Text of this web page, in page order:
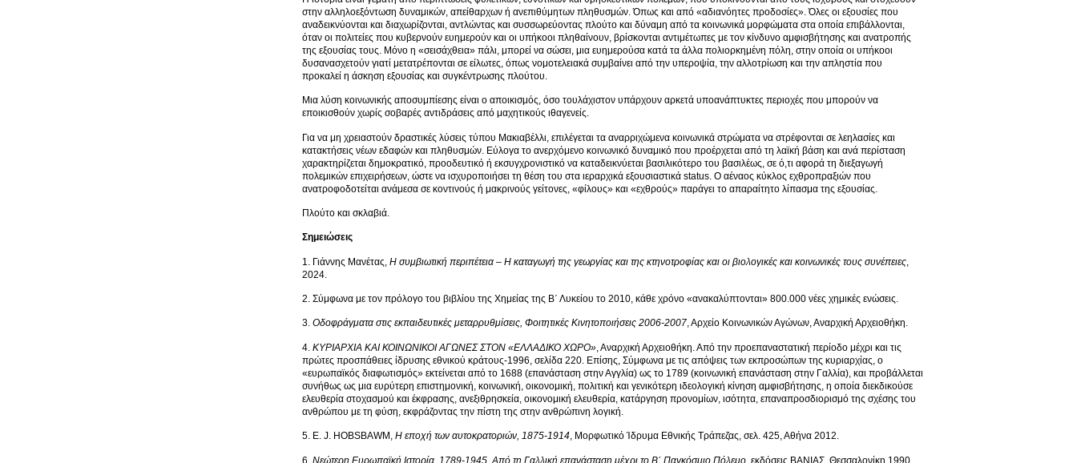
στην αλληλοεξόντωση δυναμικών, απείθαρχων ή ανεπιθύμητων πληθυσμών. Όπως και από «αδιανόητες προδοσίες». Όλες οι εξουσίες που
αναδεικνύονται και διαχωρίζονται, αντλώντας και συσσωρεύοντας πλούτο και δύναμη από τα κοινωνικά μορφώματα στα οποία επιβάλλονται,
όταν οι πολιτείες που κυβερνούν ευημερούν και οι υπήκοοι πληθαίνουν, βρίσκονται αντιμέτωπες με τον κίνδυνο αμφισβήτησης και ανατροπής
της εξουσίας τους. Μόνο η «σεισάχθεια» πάλι, μπορεί να σώσει, μια ευημερούσα κατά τα άλλα πολιορκημένη πόλη, στην οποία οι υπήκοοι
δυσανασχετούν γιατί μετατρέπονται σε είλωτες, όπως νομοτελειακά συμβαίνει από την υπεροψία, την αλλοτρίωση και την απληστία που
προκαλεί η άσκηση εξουσίας και συγκέντρωσης πλούτου.
Μια λύση κοινωνικής αποσυμπίεσης είναι ο αποικισμός, όσο τουλάχιστον υπάρχουν αρκετά υποανάπτυκτες περιοχές που μπορούν να
εποικισθούν χωρίς σοβαρές αντιδράσεις από μαχητικούς ιθαγενείς.
Για να μη χρειαστούν δραστικές λύσεις τύπου Μακιαβέλλι, επιλέγεται τα αναρριχώμενα κοινωνικά στρώματα να στρέφονται σε λεηλασίες και
κατακτήσεις νέων εδαφών και πληθυσμών. Εύλογα το ανερχόμενο κοινωνικό δυναμικό που προέρχεται από τη λαϊκή βάση και ανά περίσταση
χαρακτηρίζεται δημοκρατικό, προοδευτικό ή εκσυγχρονιστικό να καταδεικνύεται βασιλικότερο του βασιλέως, σε ό,τι αφορά τη διεξαγωγή
πολεμικών επιχειρήσεων, ώστε να ισχυροποιήσει τη θέση του στα ιεραρχικά εξουσιαστικά status. Ο αέναος κύκλος εχθροπραξιών που
ανατροφοδοτείται ανάμεσα σε κοντινούς ή μακρινούς γείτονες, «φίλους» και «εχθρούς» παράγει το απαραίτητο λίπασμα της εξουσίας.
Πλούτο και σκλαβιά.
Σημειώσεις
1. Γιάννης Μανέτας, Η συμβιωτική περιπέτεια – Η καταγωγή της γεωργίας και της κτηνοτροφίας και οι βιολογικές και κοινωνικές τους συνέπειες
2024.
2. Σύμφωνα με τον πρόλογο του βιβλίου της Χημείας της Β΄ Λυκείου το 2010, κάθε χρόνο «ανακαλύπτονται» 800.000 νέες χημικές ενώσεις.
3. Οδοφράγματα στις εκπαιδευτικές μεταρρυθμίσεις, Φοιτητικές Κινητοποιήσεις 2006-2007, Αρχείο Κοινωνικών Αγώνων, Αναρχική Αρχειοθήκη.
4. ΚΥΡΙΑΡΧΙΑ ΚΑΙ ΚΟΙΝΩΝΙΚΟΙ ΑΓΩΝΕΣ ΣΤΟΝ «ΕΛΛΑΔΙΚΟ ΧΩΡΟ», Αναρχική Αρχειοθήκη. Από την προεπαναστατική περίοδο μέχρι και τις
πρώτες προσπάθειες ίδρυσης εθνικού κράτους-1996, σελίδα 220. Επίσης, Σύμφωνα με τις απόψεις των εκπροσώπων της κυριαρχίας, ο
«ευρωπαϊκός διαφωτισμός» εκτείνεται από το 1688 (επανάσταση στην Αγγλία) ως το 1789 (κοινωνική επανάσταση στην Γαλλία), και προβάλλεται
συνήθως ως μια ευρύτερη επιστημονική, κοινωνική, οικονομική, πολιτική και γενικότερη ιδεολογική κίνηση αμφισβήτησης, η οποία διεκδικούσε
ελευθερία στοχασμού και έκφρασης, ανεξιθρησκεία, οικονομική ελευθερία, κατάργηση προνομίων, ισότητα, επαναπροσδιορισμό της σχέσης του
ανθρώπου με τη φύση, εκφράζοντας την πίστη της στην ανθρώπινη λογική.
5. E. J. HOBSBAWM, Η εποχή των αυτοκρατοριών, 1875-1914, Μορφωτικό Ίδρυμα Εθνικής Τράπεζας, σελ. 425, Αθήνα 2012.
6. Νεώτερη Ευρωπαϊκή Ιστορία, 1789-1945, Από τη Γαλλική επανάσταση μέχρι το Β΄ Παγκόσμιο Πόλεμο , εκδόσεις ΒΑΝΙΑΣ, Θεσσαλονίκη 1990.